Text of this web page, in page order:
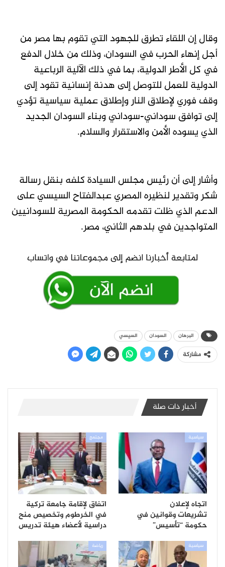
وقال إن اللقاء تطرق للجهود التي تقوم بها مصر من
أجل إنهاء الحرب في السودان، وذلك من خلال الدفع
في كل الأطر الدولية، بما في ذلك الآلية الرباعية
الدولية للعمل للتوصل إلى هدنة إنسانية تقود إلى
وقف فوري لإطلاق النار وإطلاق عملية سياسية تؤدي
إلى توافق سوداني-سوداني وبناء السودان الجديد
الذي يسوده الأمن والاستقرار والسلام.
وأشار إلى أن رئيس مجلس السيادة كلفه بنقل رسالة
شكر وتقدير لنظيره المصري عبدالفتاح السيسي على
الدعم الذي ظلت تقدمه الحكومة المصرية للسودانيين
المتواجدين في بلدهم الثاني، مصر.
البرهان السودان السيسي
مشاركة
أخبار ذات صلة
سياسية
اتجاه لإعلان
تشريعات وقوانين في
حكومة “تأسيس”
مجتمع
اتفاق لإقامة جامعة تركية
في الخرطوم وتخصيص منح
دراسية لأعضاء هيئة تدريس
سياسية رياضة